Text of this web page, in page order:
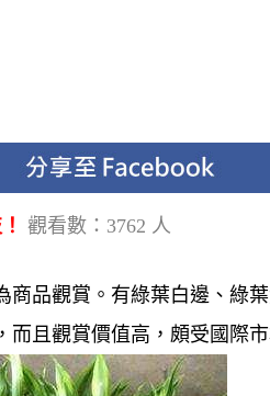
觀看數：3762 人
商品觀賞。有綠葉白邊、綠
且觀賞價值高，頗受國際市